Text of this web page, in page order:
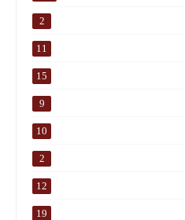
2
11
15
9
10
2
12
19